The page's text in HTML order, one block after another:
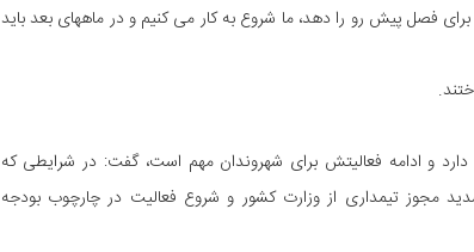
فصل پیش رو را دهد، ما شروع به کار می کنیم و در ماههای بعد باید
دارد و ادامه فعالیتش برای شهروندان مهم است، گفت: در شرایطی که
مجوز تیمداری از وزارت کشور و شروع فعالیت در چارچوب بودجه